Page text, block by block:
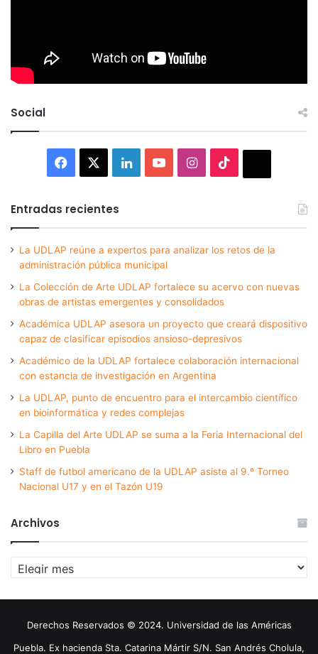
Social
Facebook LinkedInYouTubeInstagram
Entradas recientes
La UDLAP reúne a expertos para analizar los retos de la
administración pública municipal
La Colección de Arte UDLAP fortalece su acervo con nuevas
obras de artistas emergentes y consolidados
Académica UDLAP asesora un proyecto que creará dispositivo
capaz de clasificar episodios ansioso-depresivos
Académico de la UDLAP fortalece colaboración internacional
con estancia de investigación en Argentina
La UDLAP, punto de encuentro para el intercambio científico
en bioinformática y redes complejas
La Capilla del Arte UDLAP se suma a la Feria Internacional del
Libro en Puebla
Staff de futbol americano de la UDLAP asiste al 9.º Torneo
Nacional U17 y en el Tazón U19
Archivos
Archivos
Derechos Reservados © 2024. Universidad de las Américas
Puebla. Ex hacienda Sta. Catarina Mártir S/N. San Andrés Cholula,